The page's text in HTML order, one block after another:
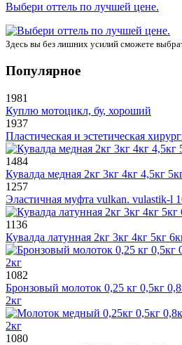
Выбери оттель по лучшей цене.
Здесь вы без лишних усилий сможете
Популярное
1981
Куплю мотоцикл, бу, хороший
1937
Пластическая и эстетическая
1484
Кувалда медная 2кг 3кг 4кг 4,5кг
1257
Эластичная муфта vulkan. vulastik-l
1136
Кувалда латунная 2кг 3кг 4кг 5кг
1082
Бронзовый молоток 0,25 кг 0,5кг
2кг
1080